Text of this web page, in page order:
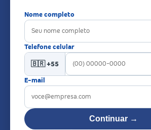
Nome completo
Telefone celular
🇧🇷 +55
E-mail
Continuar →